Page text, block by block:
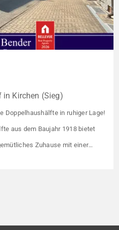
Kirchen (Sieg)
Doppelhaushälfte in ruhiger Lage!
aus dem Baujahr 1918 bietet
Zuhause mit einer